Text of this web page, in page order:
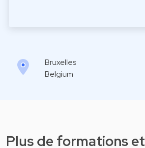
Bruxelles
Belgium
Plus de formations et